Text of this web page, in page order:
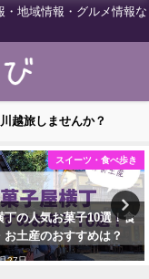
・地域情報・グルメ情報な
越旅しませんか？
川越ウェブログ
全国旅行支援が10月11日
！対象店舗はどこ？
月19日